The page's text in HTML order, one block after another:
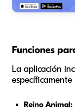
Funciones
La aplicación
Reino Animal: